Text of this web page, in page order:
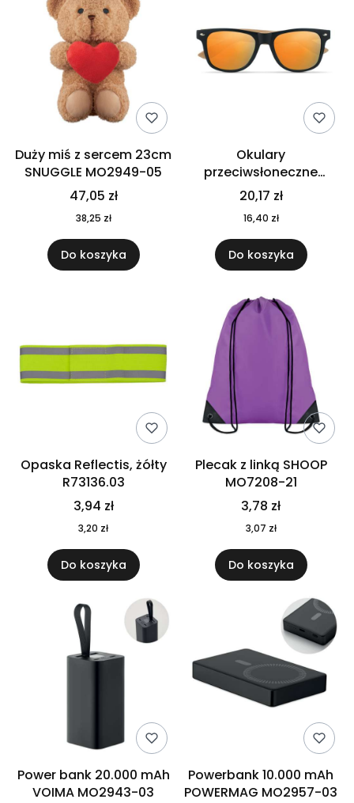
Duży miś z sercem 23cm
SNUGGLE MO2949-05
47,05 zł
38,25 zł
Do koszyka
Okulary
przeciwsłoneczne
CALIFORNIA TOUCH
MO9617-10
20,17 zł
16,40 zł
Do koszyka
Opaska Reflectis, żółty
R73136.03
3,94 zł
3,20 zł
Do koszyka
Plecak z linką SHOOP
MO7208-21
3,78 zł
3,07 zł
Do koszyka
Power bank 20.000 mAh
VOIMA MO2943-03
Powerbank 10.000 mAh
POWERMAG MO2957-03